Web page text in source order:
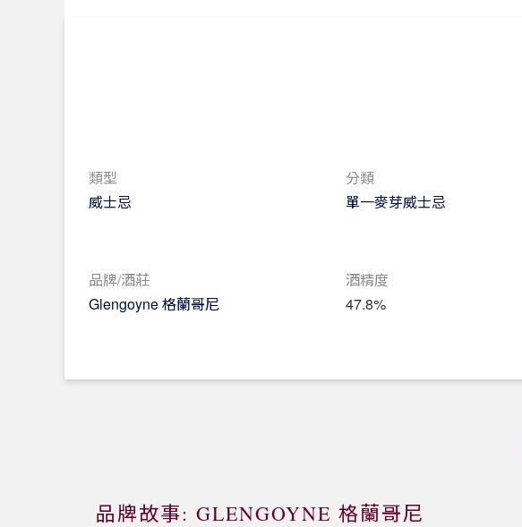
類型
威士忌
分類
單一麥芽威士忌
品牌/酒莊
Glengoyne 格蘭哥尼
酒精度
47.8%
品牌故事: GLENGOYNE 格蘭哥尼